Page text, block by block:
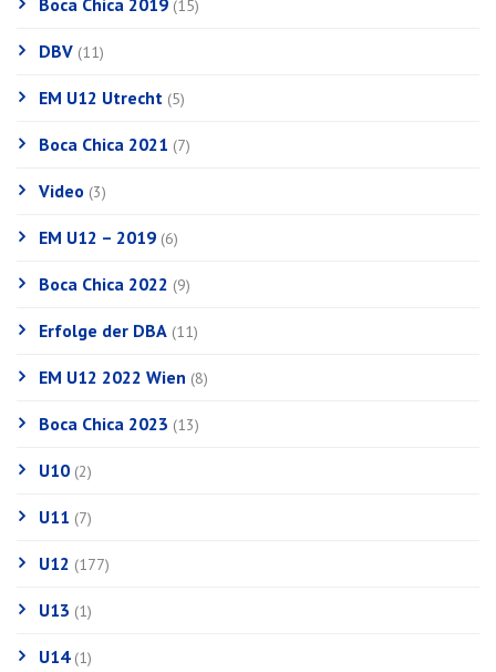
Boca Chica 2019 (15)
DBV (11)
EM U12 Utrecht (5)
Boca Chica 2021 (7)
Video (3)
EM U12 – 2019 (6)
Boca Chica 2022 (9)
Erfolge der DBA (11)
EM U12 2022 Wien (8)
Boca Chica 2023 (13)
U10 (2)
U11 (7)
U12 (177)
U13 (1)
U14(1)